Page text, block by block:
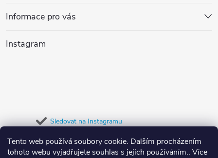
Tento web používá soubory cookie. Dalším procházením
tohoto webu vyjadřujete souhlas s jejich používáním.. Více
c
í
k
y
p
a
Informace pro vás
Instagram
Sledovat na Instagramu
Přijímáme online platby